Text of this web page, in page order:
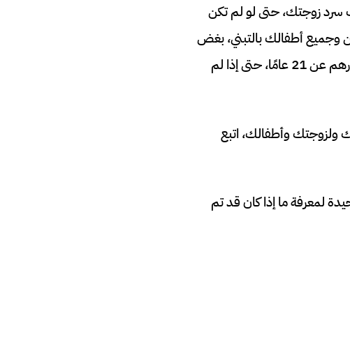
سرد زوجتك، حتى لو لم تكن
وجميع أطفالك بالتبني، بغض
النظر عن أعمارهم، يجب عليك أيضًا سرد جميع الأبناء من زوجتك الذين تقل أعمارهم عن 21 عامًا، حتى إذا لم
ولزوجتك وأطفالك، اتبع
لمعرفة ما إذا كان قد تم